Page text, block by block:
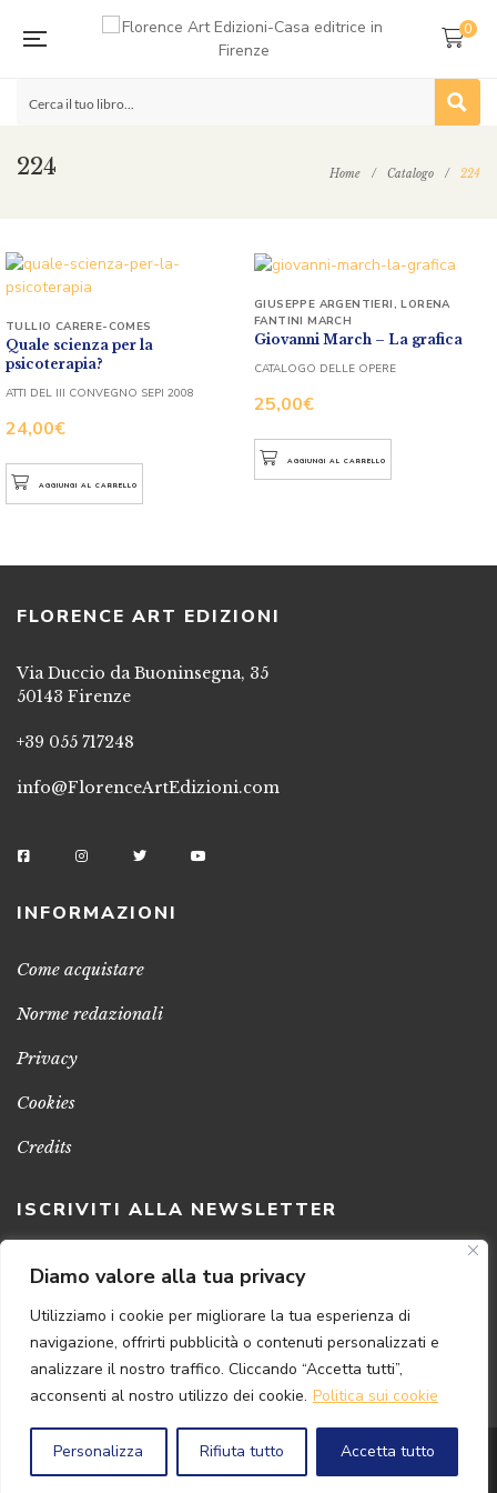
Diamo valore alla tua privacy
Utilizziamo i cookie per migliorare la tua esperienza di
navigazione, offrirti pubblicità o contenuti personalizzati e
analizzare il nostro traffico. Cliccando “Accetta tutti”,
acconsenti al nostro utilizzo dei cookie. Politica sui cookie
Personalizza Rifiuta tutto Accetta tutto
0
224 Home / Catalogo / 224
Quale scienza per la
psicoterapia?
24,00€
TULLIO CARERE-COMES
ATTI DEL III CONVEGNO SEPI 2008
AGGIUNGI AL CARRELLO
Giovanni March – La grafica
25,00€
GIUSEPPE ARGENTIERI,LORENA
FANTINI MARCH
CATALOGO DELLE OPERE
AGGIUNGI AL CARRELLO
FLORENCE ART EDIZIONI
Via Duccio da Buoninsegna, 35
50143 Firenze
+39 055 717248
info@FlorenceArtEdizioni.com
INFORMAZIONI
Come acquistare
Norme redazionali
Privacy
Cookies
Credits
ISCRIVITI ALLA NEWSLETTER
Clicca sul pulsante per ricevere le nostre ultime novità,
notizie e promozioni
ISCRIVITI ADESSO
© 2024 FlorenceArtEdizioni | P.IVA 04813630482
Powered by{SP} Digital & Consulting